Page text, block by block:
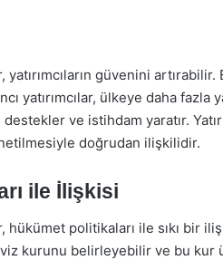
güvenini
yatırımcılar, ülkeye daha
ve istihdam yaratır.
doğrudan ilişkilidir.
ile İlişkisi
hükümet politikaları ile sıkı bir
kurunu belirleyebilir ve bu